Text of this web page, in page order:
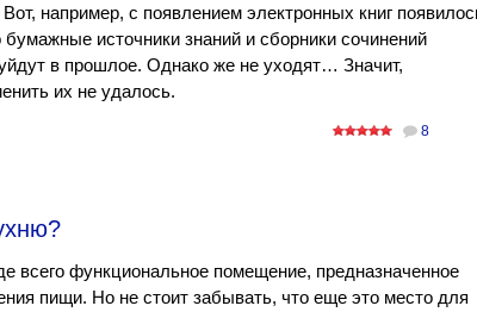
например, с появлением электронных книг
источники знаний и сборники сочинений
в прошлое. Однако же не уходят… Значит,
их не удалось.
8
всего функциональное помещение, предназначенное
пищи. Но не стоит забывать, что еще это место для